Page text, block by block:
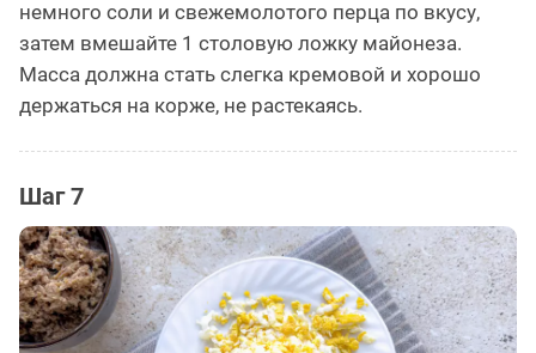
немного соли и свежемолотого перца по вкусу,
затем вмешайте 1 столовую ложку майонеза.
Масса должна стать слегка кремовой и хорошо
держаться на корже, не растекаясь.
Шаг 7